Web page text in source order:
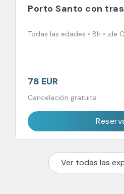
Porto Santo con
Todas las edades • 8h • ¡de
78 EUR
Cancelación gratuita
Ver todas las